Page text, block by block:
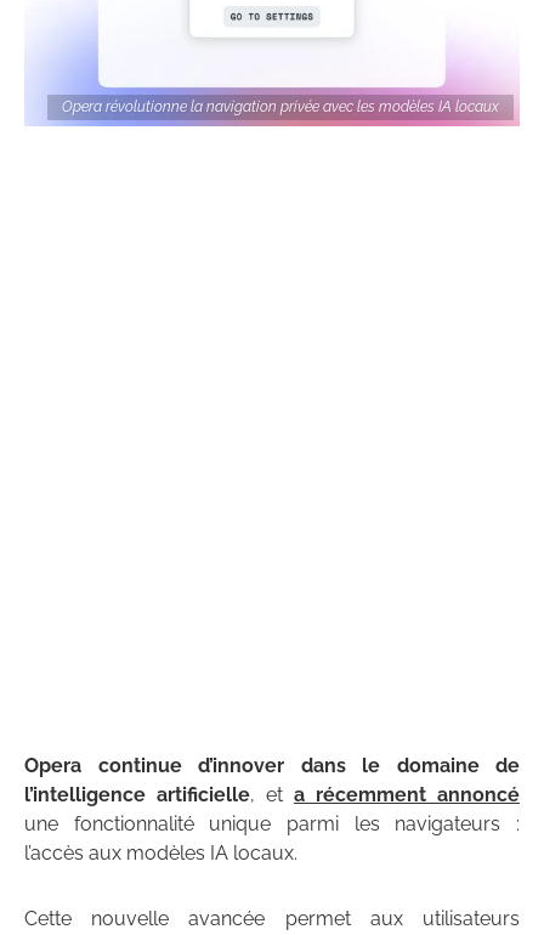
Opera révolutionne la navigation privée avec les modèles IA locaux
Opera continue d’innover dans le domaine de
l’intelligence artificielle, et a récemment annoncé
une fonctionnalité unique parmi les navigateurs :
l’accès aux modèles IA locaux.
Cette nouvelle avancée permet aux utilisateurs